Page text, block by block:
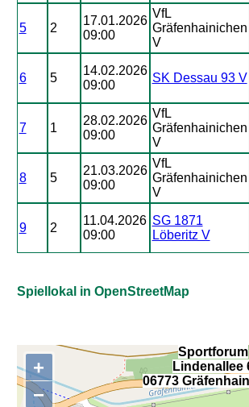
5 2
17.01.2026
09:00
VfL
Gräfenhainichen
V
6 5
14.02.2026
09:00
SK Dessau 93 V
7 1
28.02.2026
09:00
VfL
Gräfenhainichen
V
8 5
21.03.2026
09:00
VfL
Gräfenhainichen
V
9 2
11.04.2026
09:00
SG 1871
Löberitz V
Spiellokal in OpenStreetMap
+
−
Sportforum
Lindenallee
06773
,